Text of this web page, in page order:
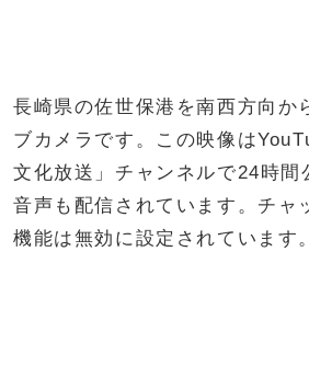
長崎県の佐世保港を南西方向か
ブカメラです。この映像は
文化放送」チャンネルで24時間
音声も配信されています。チャ
機能は無効に設定されています。